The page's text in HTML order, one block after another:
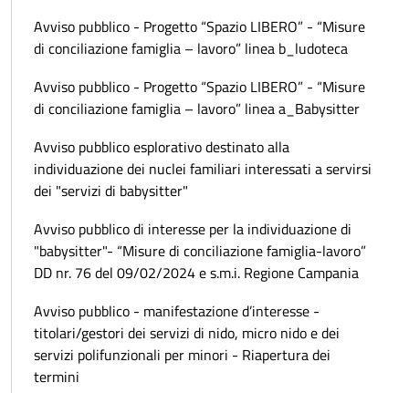
Avviso pubblico - Progetto “Spazio LIBERO” - “Misure
di conciliazione famiglia – lavoro” linea b_ludoteca
Avviso pubblico - Progetto “Spazio LIBERO” - “Misure
di conciliazione famiglia – lavoro” linea a_Babysitter
Avviso pubblico esplorativo destinato alla
individuazione dei nuclei familiari interessati a servirsi
dei "servizi di babysitter"
Avviso pubblico di interesse per la individuazione di
"babysitter"- “Misure di conciliazione famiglia-lavoro”
DD nr. 76 del 09/02/2024 e s.m.i. Regione Campania
Avviso pubblico - manifestazione d’interesse -
titolari/gestori dei servizi di nido, micro nido e dei
servizi polifunzionali per minori - Riapertura dei
termini